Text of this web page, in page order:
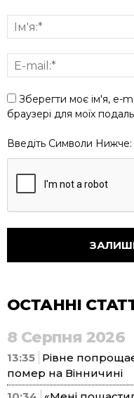
Зберегти моє ім'я, e-
браузері для моїх
Введіть Символи Нижче:
ОСТАННІ
8 Серпня 2026
13:35 Рівне
помер на Вінничині